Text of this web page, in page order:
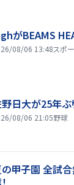
がBEAMS
08/06 13:48スポ
日大が25年ぶ
08/06 21:05野球
甲子園 全試